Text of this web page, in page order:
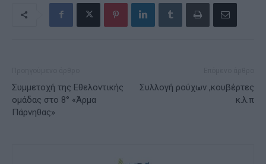
Συμμετοχή της Εθελοντικής
ομάδας στο 8° «Άρμα
Πάρνηθας»
Συλλογή ρούχων ,κουβέρτες
κ.λ.π